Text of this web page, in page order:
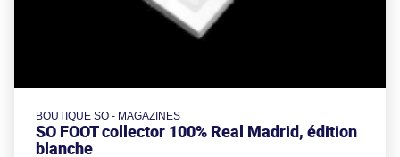
BOUTIQUE SO - MAGAZINES
SO FOOT collector 100% Real Madrid, édition
blanche